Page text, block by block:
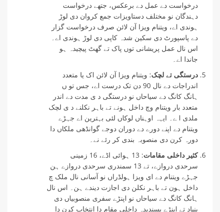
درخواست دے عمل دے برعکس، جتھے درخواست
دہندگان نو مختلف دستاویزات جمع کروان دی لوڑ
ہوندی اے، ویتنام ویزا آن لائن صرف درخواست گزار
دے پاسپورٹ دی سکین شدہ کاپی دی لوڑ ہوندی اے۔
اس نال عمل پریشانی توں پاک تے گھٹ پیچیدہ ہو
جاندا اے۔
درستگی تے لچک: ویتنام ویزا آن لائن اک یا متعدد
اندراجات دے نال 90 دن تک درست اے، جس تو ں
ہانگ کانگ دے سیاحاں نو درستگی د ی مدت دے اندر
متعدد بار ویتنام وچ داخل ہونے تے باہر نکلنے د ی لچک
ملدی ا ے۔ ایہہ اوہناں لوکاں لئی بہترین اے جہڑے
ویتنام دے اپنے دورے دے دوران دوجے گوانڈھی ملکاں دا
دورہ کرن دی منصوبہ بندی کر رئے نے۔
کثیر داخلی مقامات
: 13 ہوائی اڈے، 16 زمینی
سرحدی دروازے، تے 13 سمندری سرحدی دروازے ہن
جہڑے ویتنام دے ای ویزا ہولڈراں نو آسانی نال ملک چ
داخل ہون تے باہر نکلن دی اجازت دیندے ہن۔ اس نال
ہانگ کانگ دے سیاحاں نو اپنڑے سفری منصوبیاں دی
بنیاد تے اپنڑے پسندیدہ داخلی مقام دا انتخاب کرن دا